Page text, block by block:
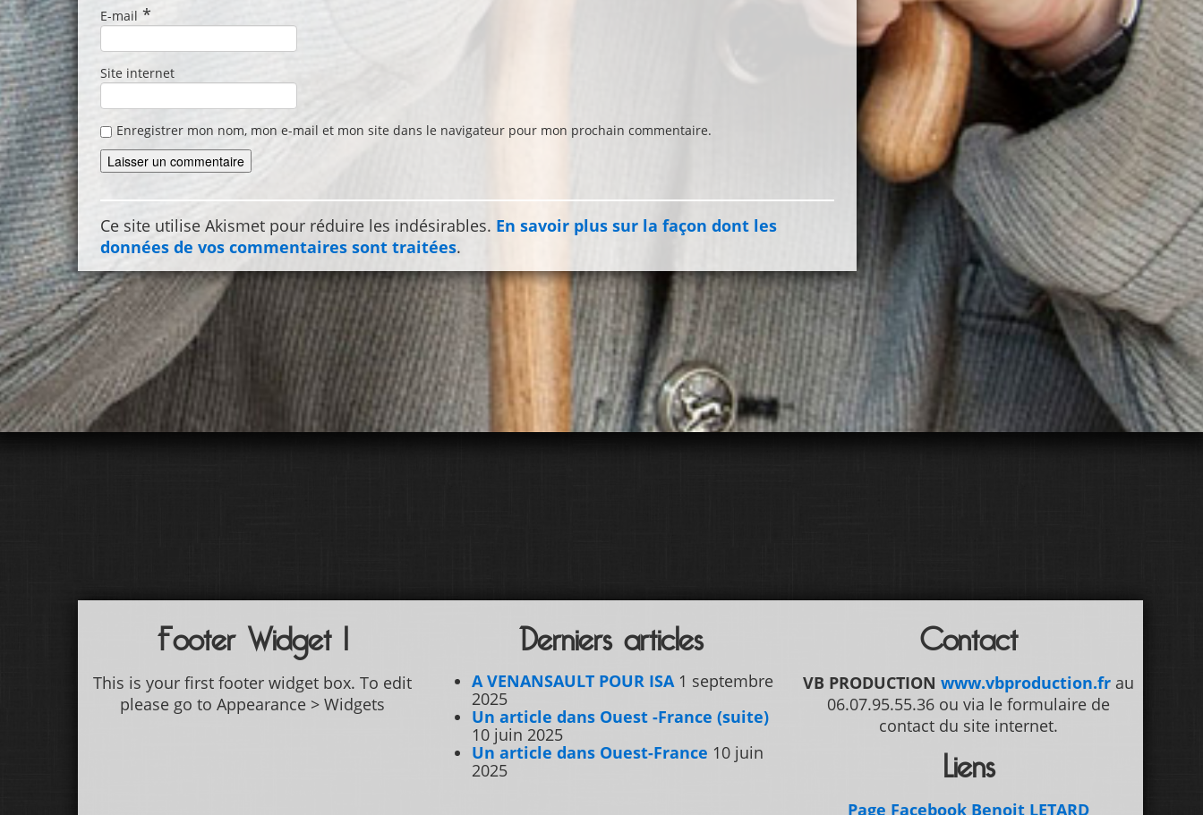
E-mail *
Site internet
Enregistrer mon nom, mon e-mail et mon site dans le navigateur pour mon prochain commentaire.
Ce site utilise Akismet pour réduire les indésirables. En savoir plus sur la façon dont les
données de vos commentaires sont traitées.
Footer Widget 1
This is your first footer widget box. To edit
please go to Appearance > Widgets
Derniers articles
A VENANSAULT POUR ISA 1 septembre
2025
Un article dans Ouest -France (suite)
10 juin 2025
Un article dans Ouest-France 10 juin
2025
Contact
VB PRODUCTION www.vbproduction.fr au
06.07.95.55.36 ou via le formulaire de
contact du site internet.
Liens
Page Facebook Benoit LETARD